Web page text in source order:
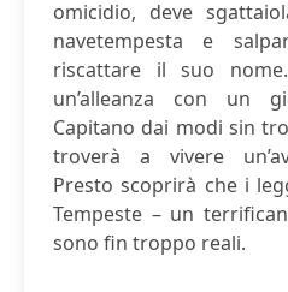
omicidio, deve
navetempesta e
riscattare il suo
un’alleanza con un
Capitano dai modi sin
troverà a vivere
Presto scoprirà che i
Tempeste – un
sono fin troppo reali.